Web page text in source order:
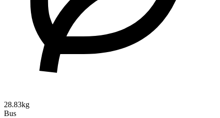
28.83kg
Bus